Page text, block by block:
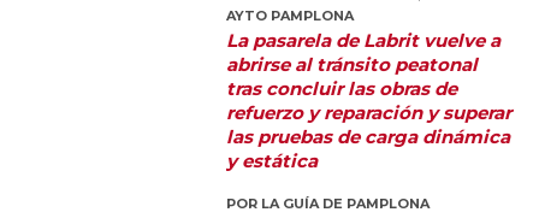
AYTO PAMPLONA
La pasarela de Labrit vuelve a
abrirse al tránsito peatonal
tras concluir las obras de
refuerzo y reparación y superar
las pruebas de carga dinámica
y estática
POR LA GUÍA DE PAMPLONA